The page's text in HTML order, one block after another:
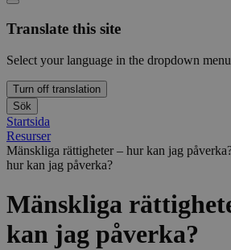
Translate this site
Select your language in the dropdown
Turn off translation
Sök
Startsida
Resurser
Mänskliga rättigheter – hur kan jag
hur kan jag påverka?
Mänskliga
kan jag påverka?